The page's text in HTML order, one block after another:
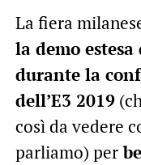
La fiera
la demo
durante la
dell’E3 2019
così da vedere
parliamo) per